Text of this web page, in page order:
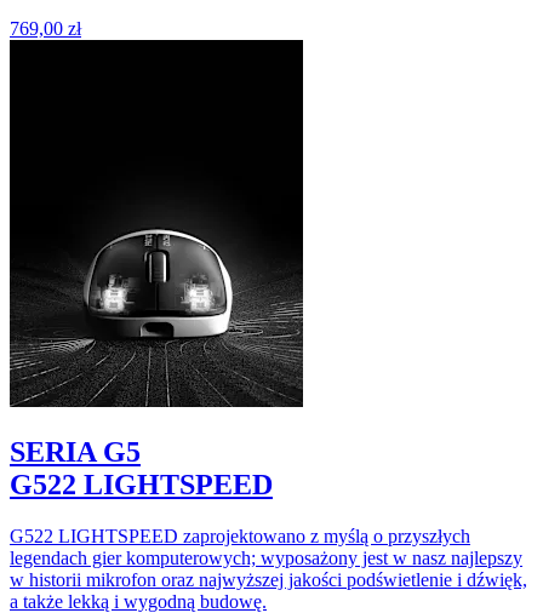
769,00 zł
SERIA G5
G522 LIGHTSPEED
G522 LIGHTSPEED zaprojektowano z myślą o przyszłych
legendach gier komputerowych; wyposażony jest w nasz najlepszy
w historii mikrofon oraz najwyższej jakości podświetlenie i dźwięk,
a także lekką i wygodną budowę.